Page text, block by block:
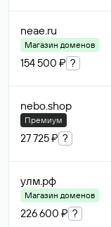
neae.ru
Магазин доменов
154 500 ₽ ?
nebo.shop
Премиум
27 725 ₽ ?
улм.рф
Магазин доменов
226 600 ₽ ?